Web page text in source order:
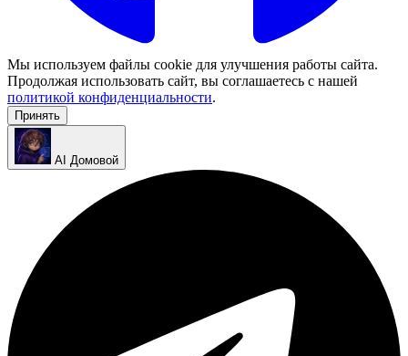
Мы используем файлы cookie для улучшения работы сайта.
Продолжая использовать сайт, вы соглашаетесь с нашей
политикой конфиденциальности.
Принять
AI Домовой